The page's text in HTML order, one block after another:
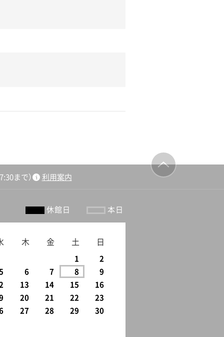
まで） 利用案内
休館日 本日
木 金 土 日
1
2
6 7 8
9
13 14 15
16
20 21 22
23
27 28 29
30